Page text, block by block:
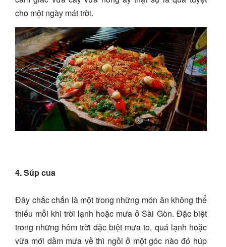
cho một ngày mát trời.
4. Súp cua
Đây chắc chắn là một trong những món ăn không thể
thiếu mỗi khi trời lạnh hoặc mưa ở Sài Gòn. Đặc biệt
trong những hôm trời đặc biệt mưa to, quá lạnh hoặc
vừa mới dầm mưa về thì ngồi ở một góc nào đó húp